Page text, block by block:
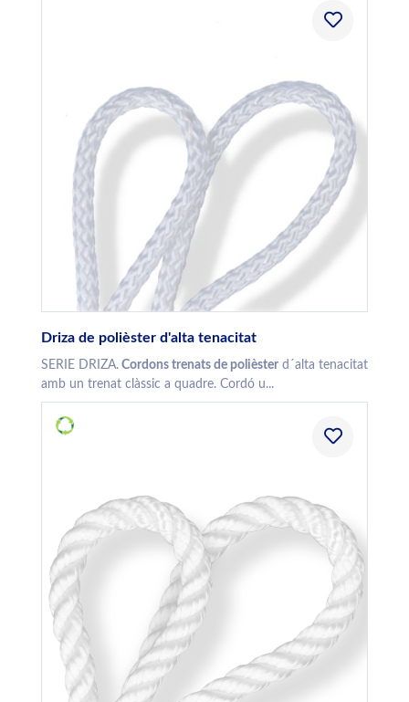
Driza de polièster d'alta tenacitat
SERIE DRIZA. Cordons trenats de polièster d´alta tenacitat
amb un trenat clàssic a quadre. Cordó u...